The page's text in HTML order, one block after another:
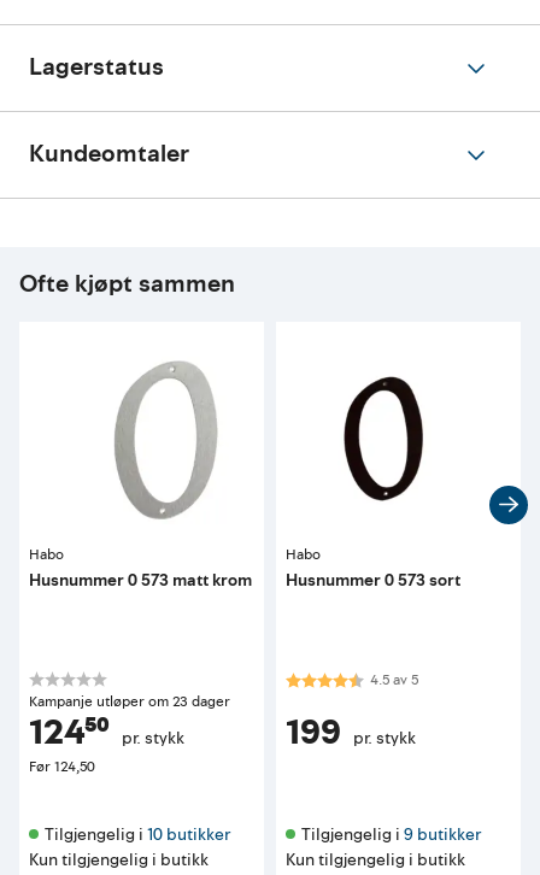
Lagerstatus
Kundeomtaler
Ofte kjøpt sammen
Habo
Husnummer 0 573 matt krom
Kampanje utløper om 23 dager
124⁵⁰ pr. stykk
Før124,50
Tilgjengelig i 10 butikker
Kun tilgjengelig i butikk
Habo
Husnummer 0 573 sort
Karakter:4.5 av 5 mulige
4.5av5
199 pr. stykk
Tilgjengelig i 9 butikker
Kun tilgjengelig i butikk